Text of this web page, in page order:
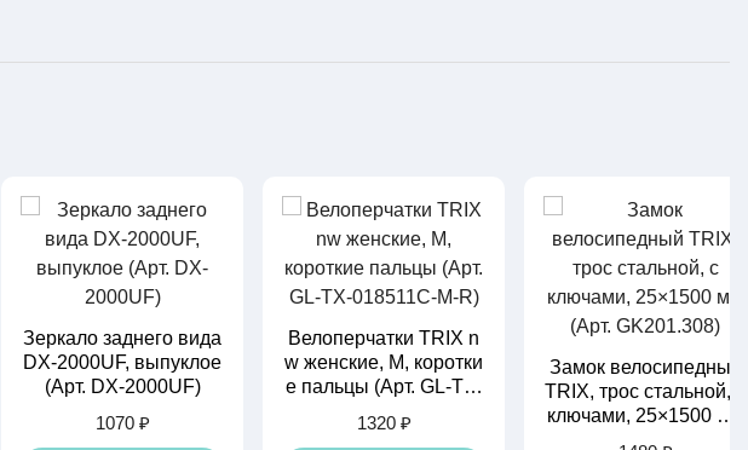
Зеркало заднего вида
DX-2000UF, выпуклое
(Арт. DX-2000UF)
1070 ₽
Велоперчатки TRIX n
w женские, M, коротки
е пальцы (Арт. GL-TX-
1320 ₽
Замок велосипедный
TRIX, трос стальной, с
ключами, 25×1500 мм